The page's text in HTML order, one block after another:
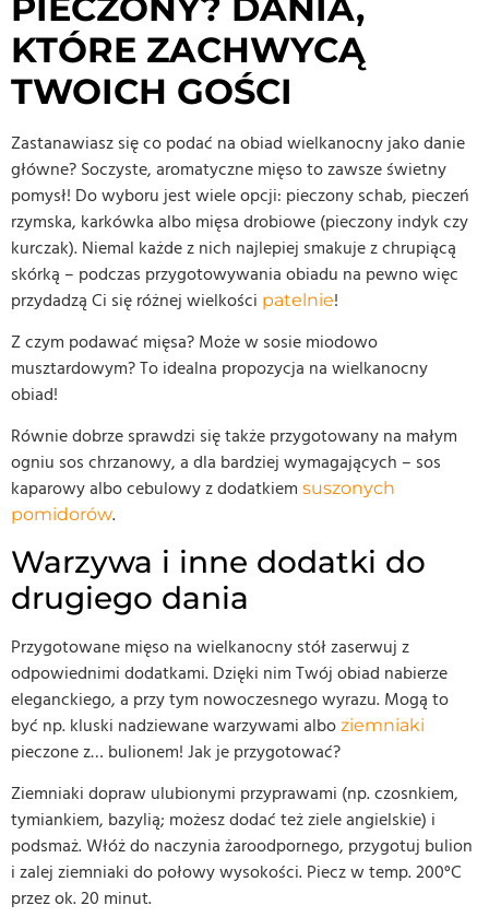
KTÓRE ZACHWYCĄ
TWOICH GOŚCI
Zastanawiasz się co podać na obiad wielkanocny jako danie
główne? Soczyste, aromatyczne mięso to zawsze świetny
pomysł! Do wyboru jest wiele opcji: pieczony schab, pieczeń
rzymska, karkówka albo mięsa drobiowe (pieczony indyk czy
kurczak). Niemal każde z nich najlepiej smakuje z chrupiącą
skórką – podczas przygotowywania obiadu na pewno więc
przydadzą Ci się różnej wielkości patelnie!
Z czym podawać mięsa? Może w sosie miodowo
musztardowym? To idealna propozycja na wielkanocny
obiad!
Równie dobrze sprawdzi się także przygotowany na małym
ogniu sos chrzanowy, a dla bardziej wymagających – sos
kaparowy albo cebulowy z dodatkiem suszonych
pomidorów.
Warzywa i inne dodatki do
drugiego dania
Przygotowane mięso na wielkanocny stół zaserwuj z
odpowiednimi dodatkami. Dzięki nim Twój obiad nabierze
eleganckiego, a przy tym nowoczesnego wyrazu. Mogą to
być np. kluski nadziewane warzywami albo ziemniaki
pieczone z… bulionem! Jak je przygotować?
Ziemniaki dopraw ulubionymi przyprawami (np. czosnkiem,
tymiankiem, bazylią; możesz dodać też ziele angielskie) i
podsmaż. Włóż do naczynia żaroodpornego, przygotuj bulion
i zalej ziemniaki do połowy wysokości. Piecz w temp. 200°C
przez ok. 20 minut.